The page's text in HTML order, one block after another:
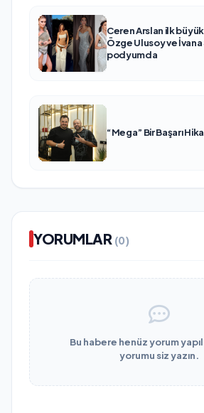
Ceren Arslan ilk
Özge Ulusoy ve İvana
podyumda
“Mega” Bir Başarı
YORUMLAR (0)
Bu habere henüz yorum
yorumu siz yazın.